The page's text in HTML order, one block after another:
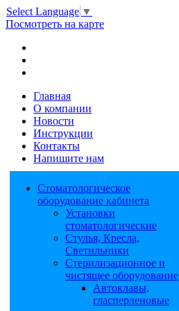
Select Language ▼
Посмотреть на карте
Главная
О компании
Новости
Инструкции
Контакты
Напишите нам
Стоматологическое
оборудование кабинета
Установки
стоматологические
Стулья, Кресла,
Светильники
Стерилизационное и
чистящее оборудование
Автоклавы,
гласперленовые